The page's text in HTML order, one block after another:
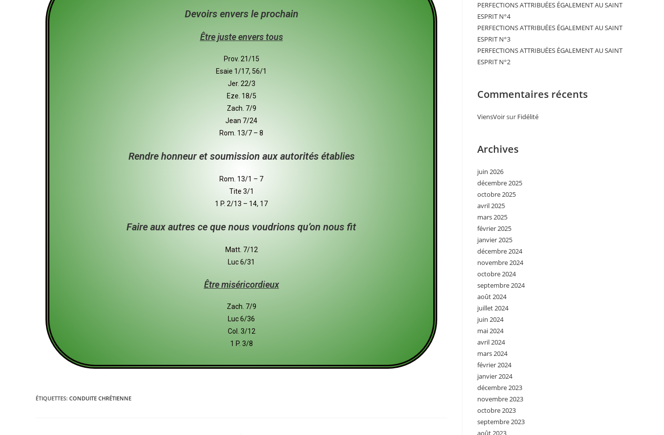
Devoirs envers le prochain
Être juste envers tous
Prov. 21/15
Esaie 1/17, 56/1
Jer. 22/3
Eze. 18/5
Zach. 7/9
Jean 7/24
Rom. 13/7 – 8
Rendre honneur et soumission aux autorités établies
Rom. 13/1 – 7
Tite 3/1
1 P. 2/13 – 14, 17
Faire aux autres ce que nous voudrions qu’on nous fit
Matt. 7/12
Luc 6/31
Être miséricordieux
Zach. 7/9
Luc 6/36
Col. 3/12
1 P. 3/8
ÉTIQUETTES: CONDUITE CHRÉTIENNE
PERFECTIONS ATTRIBUÉES ÉGALEMENT AU SAINT
ESPRIT N°4
PERFECTIONS ATTRIBUÉES ÉGALEMENT AU SAINT
ESPRIT N°3
PERFECTIONS ATTRIBUÉES ÉGALEMENT AU SAINT
ESPRIT N°2
Commentaires récents
ViensVoirsur Fidélité
Archives
juin 2026
décembre 2025
octobre 2025
avril 2025
mars 2025
février 2025
janvier 2025
décembre 2024
novembre 2024
octobre 2024
septembre 2024
août 2024
juillet 2024
juin 2024
mai 2024
avril 2024
mars 2024
février 2024
janvier 2024
décembre 2023
novembre 2023
octobre 2023
septembre 2023
août 2023